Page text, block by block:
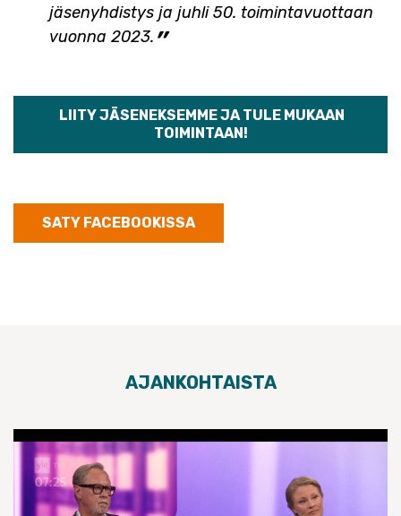
jäsenyhdistys ja juhli 50. toimintavuottaan
vuonna 2023.
LIITY JÄSENEKSEMME JA TULE MUKAAN
TOIMINTAAN!
SATY FACEBOOKISSA
AJANKOHTAISTA